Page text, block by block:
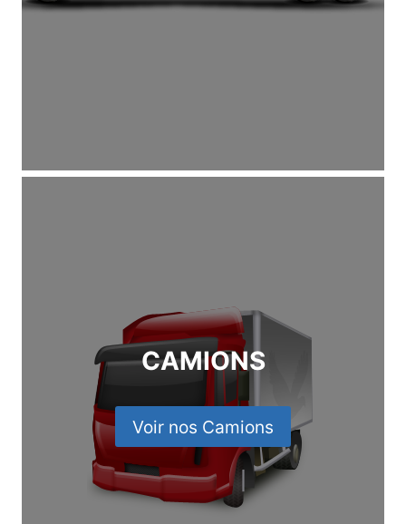
CAMIONS
Voir nos Camions